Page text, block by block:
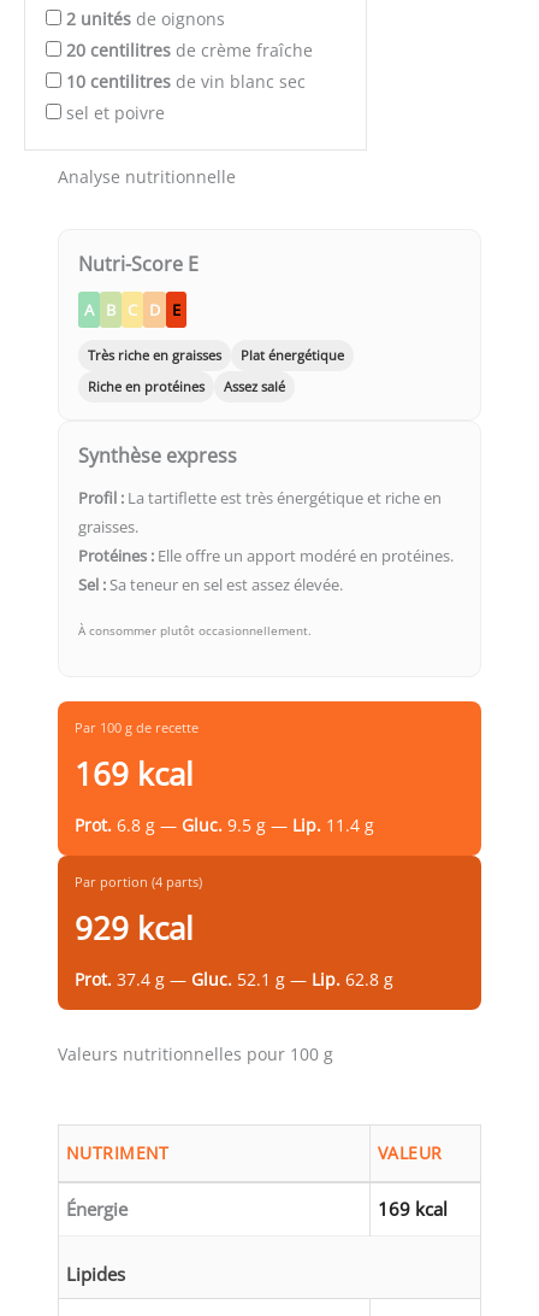
2 unités de oignons
20 centilitres de crème fraîche
10 centilitres de vin blanc sec
sel et poivre
Analyse nutritionnelle
Nutri-Score E
A B C D E
Très riche en graisses
Plat énergétique
Riche en protéines
Assez salé
Synthèse express
Profil : La tartiflette est très énergétique et riche en
graisses.
Protéines : Elle offre un apport modéré en protéines.
Sel :Sa teneur en sel est assez élevée.
À consommer plutôt occasionnellement.
Par 100 g de recette
169 kcal
Prot. 6.8 g — Gluc. 9.5 g — Lip. 11.4 g
Par portion (4 parts)
929 kcal
Prot. 37.4 g — Gluc. 52.1 g — Lip. 62.8 g
Valeurs nutritionnelles pour 100 g
NUTRIMENT VALEUR
Énergie 169 kcal
Lipides